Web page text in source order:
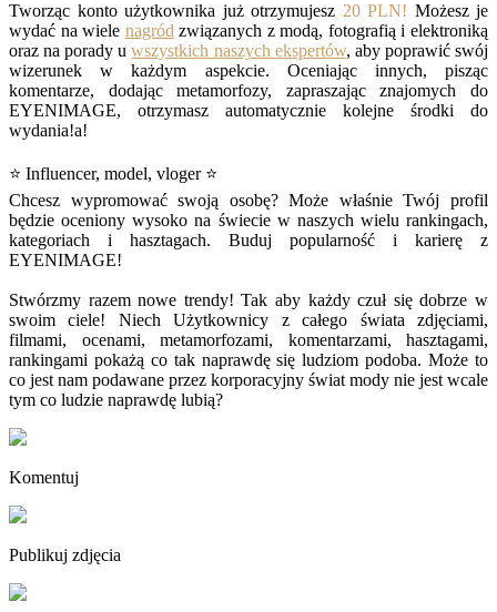
Tworząc konto użytkownika już otrzymujesz 20 PLN! Możesz je
wydać na wiele nagród związanych z modą, fotografią i elektroniką
oraz na porady uwszystkich naszych ekspertów, aby poprawić swój
wizerunek w każdym aspekcie. Oceniając innych, pisząc
komentarze, dodając metamorfozy, zapraszając znajomych do
EYENIMAGE, otrzymasz automatycznie kolejne środki do
wydania!a!
⭐ Influencer, model, vloger ⭐
Chcesz wypromować swoją osobę? Może właśnie Twój profil
będzie oceniony wysoko na świecie w naszych wielu rankingach,
kategoriach i hasztagach. Buduj popularność i karierę z
EYENIMAGE!
Stwórzmy razem nowe trendy! Tak aby każdy czuł się dobrze w
swoim ciele! Niech Użytkownicy z całego świata zdjęciami,
filmami, ocenami, metamorfozami, komentarzami, hasztagami,
rankingami pokażą co tak naprawdę się ludziom podoba. Może to
co jest nam podawane przez korporacyjny świat mody nie jest wcale
tym co ludzie naprawdę lubią?
Komentuj
Publikuj zdjęcia